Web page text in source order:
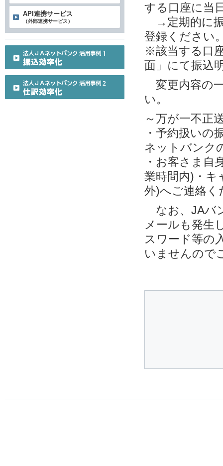
する口座に当
→定期的に振
登録ください
※該当する口
面」にて振込
変更内容の
い。
～万が一不正
・予約扱いの
ネットバンク
・お客さま自
業時間内)・キ
外)へご連絡く
なお、JAバ
メールも発生
スワード等の
いませんので
API連携サービス
（外部連携サービス）